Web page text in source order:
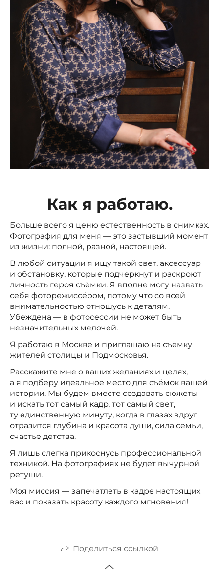
Как я работаю.
Больше всего я ценю естественность в снимках.
Фотография для меня — это застывший момент
из жизни: полной, разной, настоящей.
В любой ситуации я ищу такой свет, аксессуар
и обстановку, которые подчеркнут и раскроют
личность героя съёмки. Я вполне могу назвать
себя фоторежиссёром, потому что со всей
внимательностью отношусь к деталям.
Убеждена — в фотосессии не может быть
незначительных мелочей.
Я работаю в Москве и приглашаю на съёмку
жителей столицы и Подмосковья.
Расскажите мне о ваших желаниях и целях,
а я подберу идеальное место для съёмок вашей
истории. Мы будем вместе создавать сюжеты
и искать тот самый кадр, тот самый свет,
ту единственную минуту, когда в глазах вдруг
отразится глубина и красота души, сила семьи,
счастье детства.
Я лишь слегка прикоснусь профессиональной
техникой. На фотографиях не будет вычурной
ретуши.
Моя миссия — запечатлеть в кадре настоящих
вас и показать красоту каждого мгновения!
Поделиться ссылкой